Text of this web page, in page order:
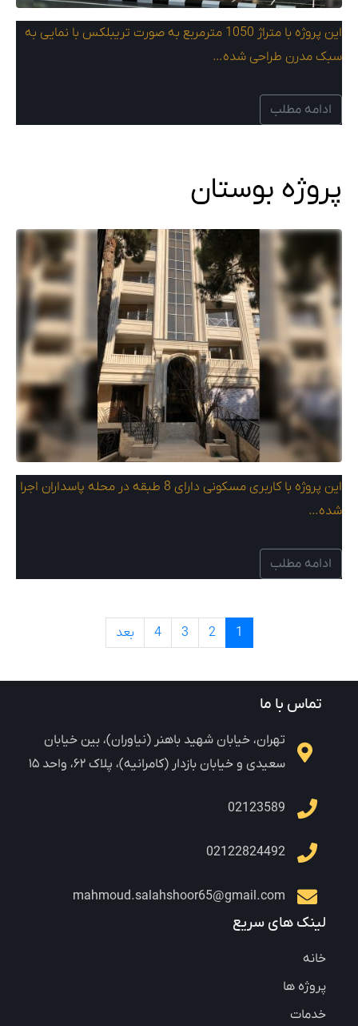
این پروژه با متراژ 1050 مترمربع به صورت تریبلکس با نمایی به
سبک مدرن طراحی شده…
ادامه مطلب
پروژه بوستان
این پروژه با کاربری مسکونی دارای 8 طبقه در محله پاسداران اجرا
شده…
ادامه مطلب
1
2
3
4 بعد
تماس با ما
تهران، خیابان شهید باهنر (نیاوران)، بین خیابان
سعیدی و خیابان بازدار (کامرانیه)، پلاک ۶۲، واحد ۱۵
02123589
02122824492
mahmoud.salahshoor65@gmail.com
لینک های سریع
خانه
پروژه ها
خدمات